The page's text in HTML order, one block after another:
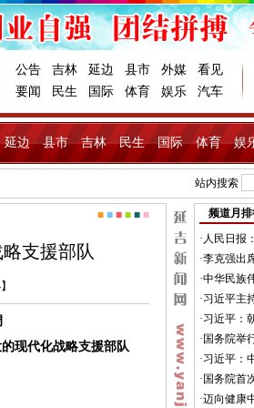
公告 吉林 延边 县市 外媒
看见
要闻 民生 国际 体育 娱乐 汽车
延边 县市 吉林 民生 国际 体育 娱
站内搜索
■ ■ ■ ■ ■ ■
支援部队
】
现代化战略支援部队
频道月
· 人民日报
·李克强出
·中华民族
·习近平主
·习近平：
· 国务院举
·习近平：
· 国务院首
·迈向健康